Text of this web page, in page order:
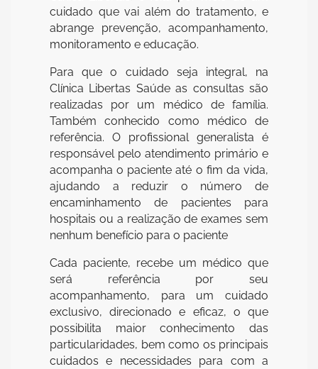
cuidado que vai além do tratamento, e
abrange prevenção, acompanhamento,
monitoramento e educação.
Para que o cuidado seja integral, na
Clínica Libertas Saúde as consultas são
realizadas por um médico de família.
Também conhecido como médico de
referência. O profissional generalista é
responsável pelo atendimento primário e
acompanha o paciente até o fim da vida,
ajudando a reduzir o número de
encaminhamento de pacientes para
hospitais ou a realização de exames sem
nenhum benefício para o paciente
Cada paciente, recebe um médico que
será referência por seu
acompanhamento, para um cuidado
exclusivo, direcionado e eficaz, o que
possibilita maior conhecimento das
particularidades, bem como os principais
cuidados e necessidades para com a